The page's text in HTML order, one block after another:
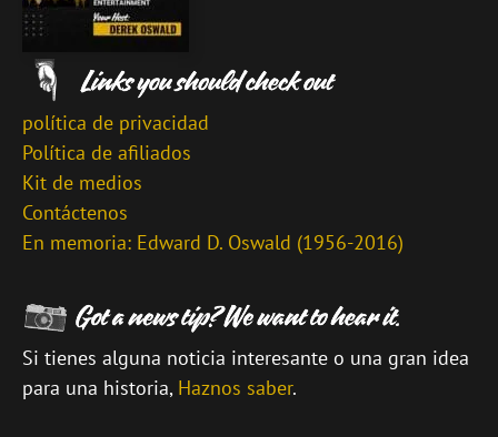
política de privacidad
Política de afiliados
Kit de medios
Contáctenos
En memoria: Edward D. Oswald (1956-2016)
Si tienes alguna noticia interesante o una gran idea
para una historia, Haznos saber.